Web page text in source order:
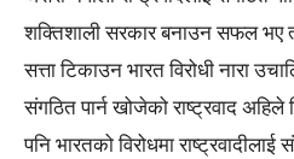
शक्तिशाली सरकार बनाउन सफल भए
सत्ता टिकाउन भारत विरोधी नारा
संगठित पार्न खोजेको राष्ट्रवाद
पनि भारतको विरोधमा